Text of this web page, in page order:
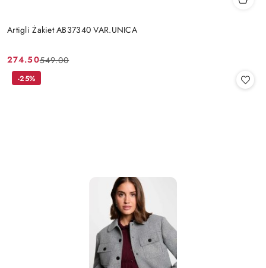
Artigli Żakiet AB37340 VAR.UNICA
Cena
promocyjna:
274.50
Cena
przed
549.00
-25%